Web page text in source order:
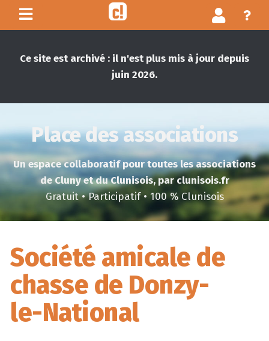
Ce site est archivé : il n'est plus mis à jour depuis
juin 2026.
Place des associations
Un espace collaboratif pour toutes les associations
de Cluny et du Clunisois, par clunisois.fr
Gratuit • Participatif • 100 % Clunisois
Société amicale de
chasse de Donzy-
le-National